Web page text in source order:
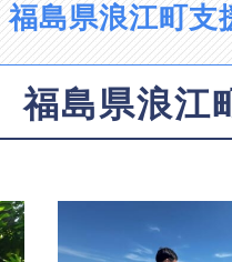
福島県浪江町支
福島県浪江